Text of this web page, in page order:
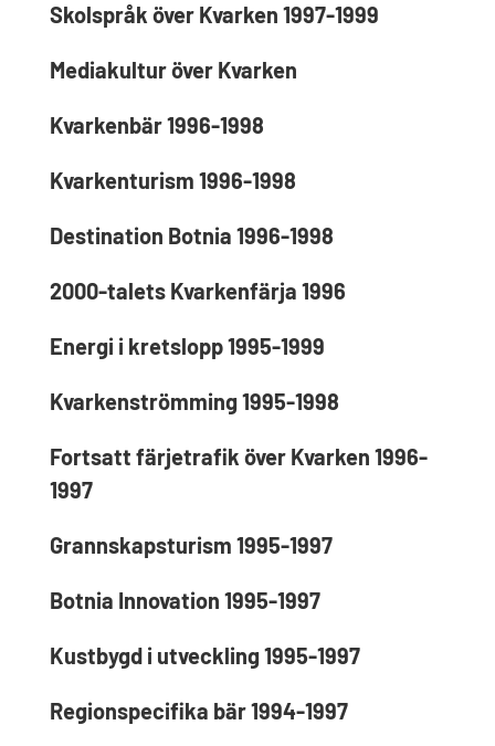
Skolspråk över Kvarken 1997-1999
Mediakultur över Kvarken
Kvarkenbär 1996-1998
Kvarkenturism 1996-1998
Destination Botnia 1996-1998
2000-talets Kvarkenfärja 1996
Energi i kretslopp 1995-1999
Kvarkenströmming 1995-1998
Fortsatt färjetrafik över Kvarken 1996-
1997
Grannskapsturism 1995-1997
Botnia Innovation 1995-1997
Kustbygd i utveckling 1995-1997
Regionspecifika bär 1994-1997